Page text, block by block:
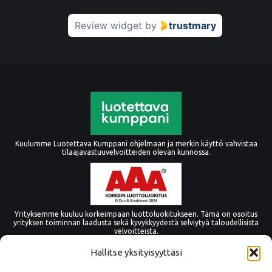
Hallitse yksityisyyttäsi
Review widget by trustmary
Kuulumme Luotettava Kumppani ohjelmaan ja merkin käyttö vahvistaa
tilaajavastuuvelvoitteiden olevan kunnossa.
Yrityksemme kuuluu korkeimpaan luottoluokitukseen. Tämä on osoitus
yrityksen toiminnan laadusta sekä kyvykkyydestä selviytyä taloudellisista
velvoitteista.